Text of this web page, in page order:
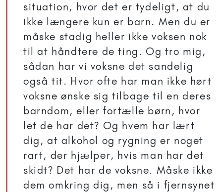
situation, hvor det er tydeligt, at du
ikke længere kun er barn. Men du er
måske stadig heller ikke voksen nok
til at håndtere de ting. Og tro mig,
sådan har vi voksne det sandelig
også tit. Hvor ofte har man ikke hørt
voksne ønske sig tilbage til en deres
barndom, eller fortælle børn, hvor
let de har det? Og hvem har lært
dig, at alkohol og rygning er noget
rart, der hjælper, hvis man har det
skidt? Det har de voksne. Måske ikke
dem omkring dig, men så i fjernsynet